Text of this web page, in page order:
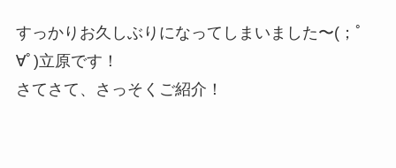
すっかりお久しぶりになってしまいました〜(；ﾟ
∀ﾟ)立原です！
さてさて、さっそくご紹介！